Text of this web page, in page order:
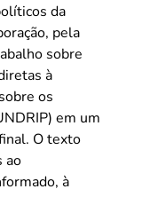
da
pela
sobre
à
os
em um
O texto
ao
à